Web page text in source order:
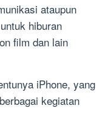
ataupun
hiburan
film dan lain
iPhone, yang
kegiatan